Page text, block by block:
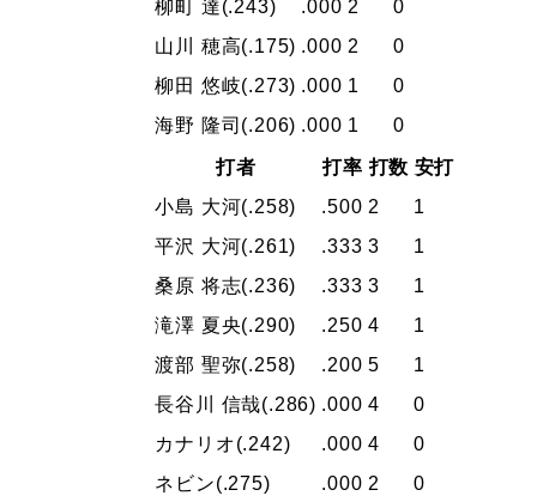
柳町 達(.243) .000 2
0
山川 穂高(.175) .000 2
0
柳田 悠岐(.273) .000 1
0
海野 隆司 (.206) .000 1 0
打者 打率 打数 安打
小島 大河(.258) .500 2
1
平沢 大河(.261) .333 3
1
桑原 将志(.236) .333 3
1
滝澤 夏央(.290) .250 4
1
渡部 聖弥(.258) .200 5
1
長谷川 信哉(.286) .000 4
0
カナリオ(.242) .000 4
0
ネビン(.275) .000 2
0